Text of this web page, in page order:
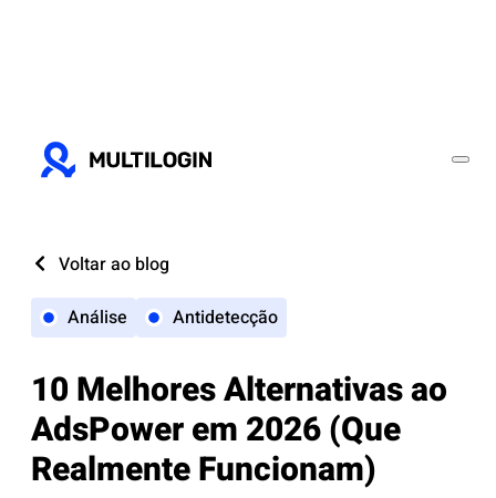
Voltar ao blog
Análise
Antidetecção
10 Melhores Alternativas ao
AdsPower em 2026 (Que
Realmente Funcionam)